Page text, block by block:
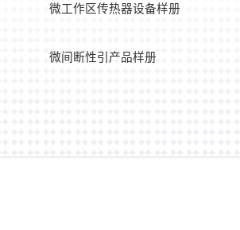
微工作区传热器设备样册
微间断性引产品样册